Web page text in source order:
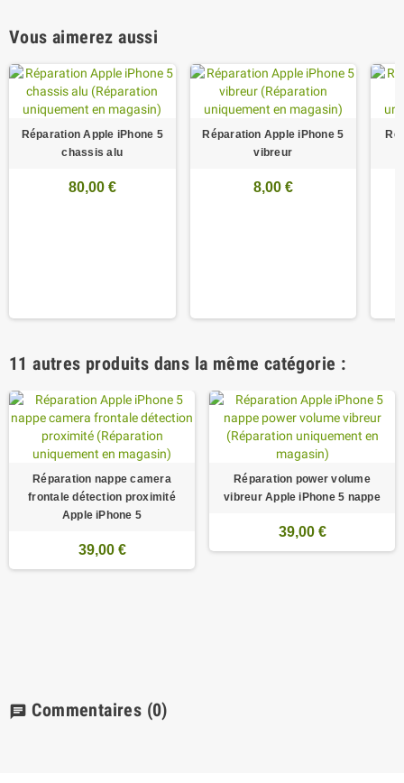
Vous aimerez aussi
Réparation Apple iPhone 5
chassis alu
80,00 €
Réparation Apple iPhone 5
vibreur
8,00 €
11 autres produits dans la même catégorie :
Réparation nappe camera
frontale détection proximité
Apple iPhone 5
39,00 €
Réparation power volume
vibreur Apple iPhone 5 nappe
39,00 €
chat Commentaires (0)